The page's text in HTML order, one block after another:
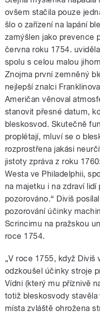
ovšem stačila pouze
šlo o zařízení na lapání
zamýšlen jako prevence
června roku 1754.
spolu s celou malou
Znojma první zemněný
nejlepší znalci
Američan věnoval
stanovit přesné datum,
bleskosvod. Skutečně
proplétají, mluví se o
rozprostřena jakási
jistoty zpráva z roku
Westa ve Philadelphii,
na majetku i na zdraví
pozorováno.“ Diviš
pozorování účinky
Scrincimu na pražskou
roce 1754.
„V roce 1755, když
odzkoušel účinky stroje
Vídni (který mu příznivě
totiž bleskosvody
místa zvláště ohrožena